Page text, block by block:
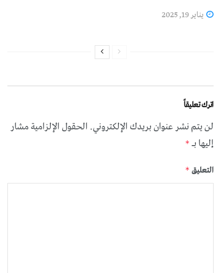
يناير 19, 2025
اترك تعليقاً
لن يتم نشر عنوان بريدك الإلكتروني.الحقول الإلزامية مشار
إليها بـ *
التعليق *